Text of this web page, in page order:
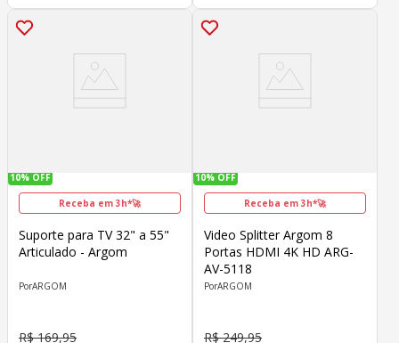
10% OFF
Receba em 3h*🚀
Suporte para TV 32" a 55"
Articulado - Argom
ARGOM
R$ 169,95
10% OFF
Receba em 3h*🚀
Video Splitter Argom 8
Portas HDMI 4K HD ARG-
AV-5118
ARGOM
R$ 249,95